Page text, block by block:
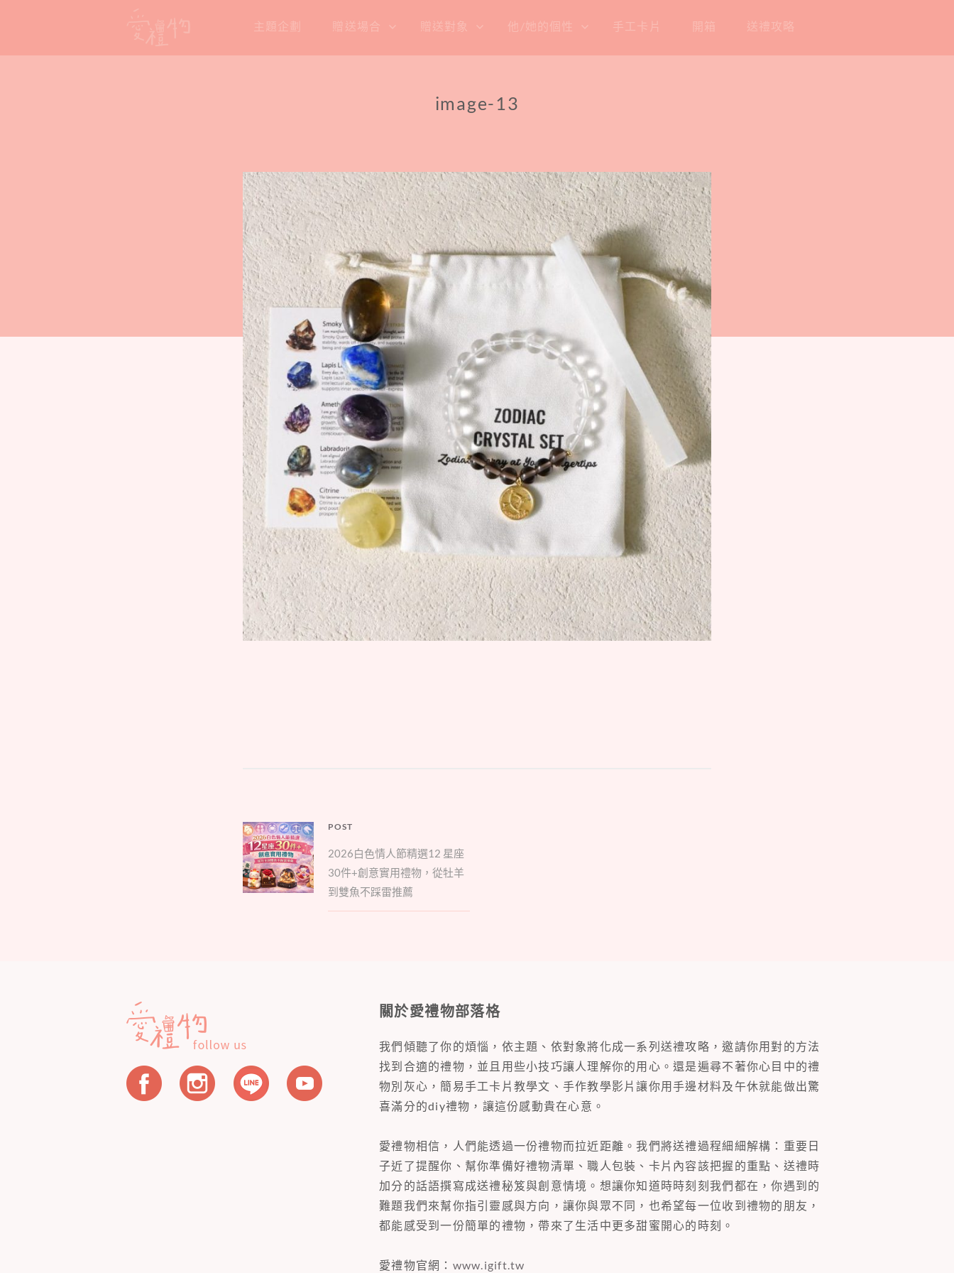
content
主題企劃 贈送場合 贈送對象 他/她的個性 手工卡片 開箱 送禮攻略
image-13
文
章
導
覽
POST
Parent
post:
2026白色情人節精選12 星座
30件+創意實用禮物，從牡羊
到雙魚不踩雷推薦
關於愛禮物部落格
我們傾聽了你的煩惱，依主題、依對象將化成一系列送禮攻略，邀請你用對的方法
找到合適的禮物，並且用些小技巧讓人理解你的用心。還是遍尋不著你心目中的禮
物別灰心，簡易手工卡片教學文、手作教學影片讓你用手邊材料及午休就能做出驚
喜滿分的diy禮物，讓這份感動貴在心意。
愛禮物相信，人們能透過一份禮物而拉近距離。我們將送禮過程細細解構：重要日
子近了提醒你、幫你準備好禮物清單、職人包裝、卡片內容該把握的重點、送禮時
加分的話語撰寫成送禮秘笈與創意情境。想讓你知道時時刻刻我們都在，你遇到的
難題我們來幫你指引靈感與方向，讓你與眾不同，也希望每一位收到禮物的朋友，
都能感受到一份簡單的禮物，帶來了生活中更多甜蜜開心的時刻。
愛禮物官網： www.igift.tw